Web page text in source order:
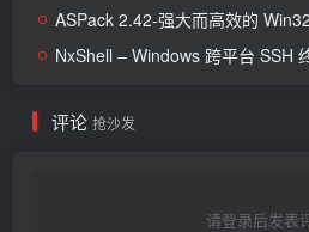
ASPack 2.42-强大而高效的
NxShell – Windows 跨平台 SSH
评论 抢沙发
请登录后发表